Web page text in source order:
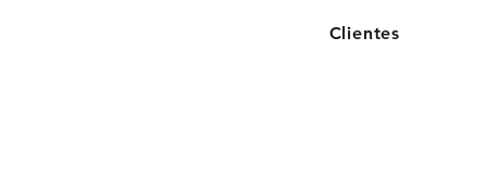
Clientes